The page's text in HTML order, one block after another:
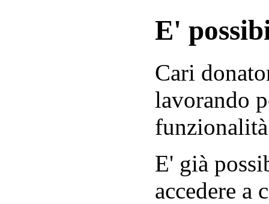
E'
Cari
lavorando
E' già
accedere a